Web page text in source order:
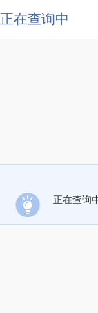
正在查询中
正在查询